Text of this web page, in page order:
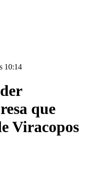
10:14
que
Viracopos